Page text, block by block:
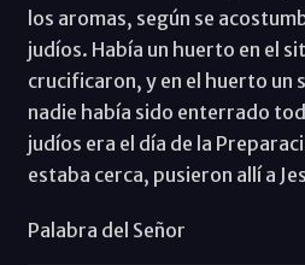
los aromas, según se
judíos. Había un huerto en el
crucificaron, y en el huerto un
nadie había sido enterrado
judíos era el día de la
estaba cerca, pusieron allí a
Palabra del Señor